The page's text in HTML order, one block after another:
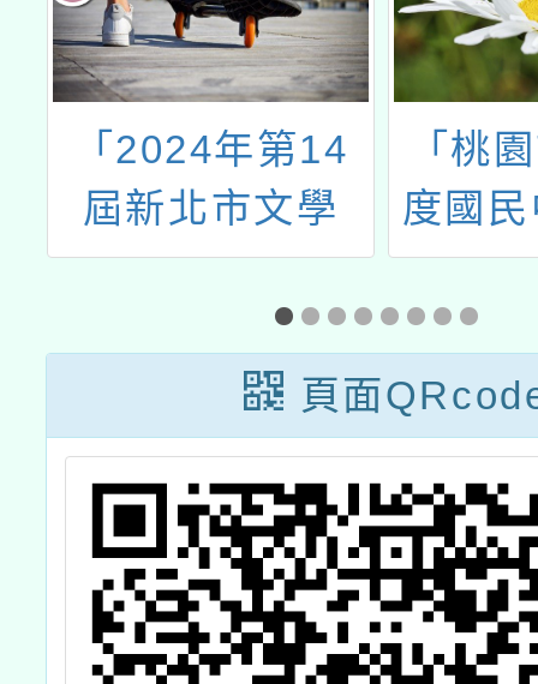
「2024年第14
屆新北市文學
獎」徵文活動
「桃
度國
生專
賽」
領
頁面